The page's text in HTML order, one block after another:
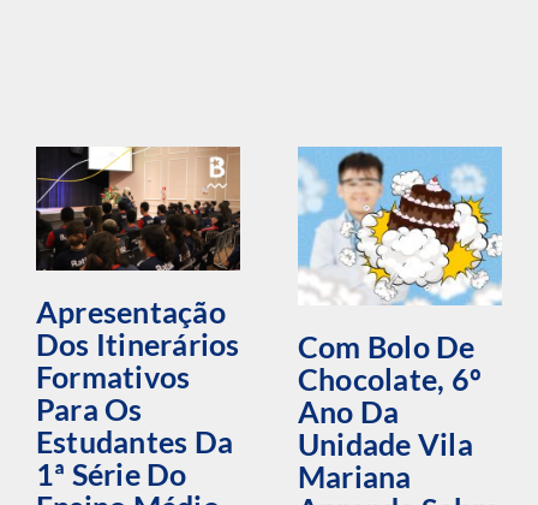
Apresentação
Dos Itinerários
Formativos
Para Os
Estudantes Da
1ª Série Do
Com Bolo De
Chocolate, 6º
Ano Da
Unidade Vila
Mariana